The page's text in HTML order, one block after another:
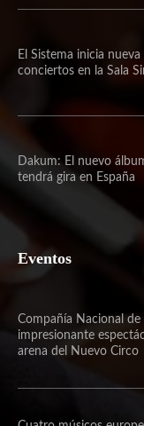
El Sistema inicia
conciertos en la Sala
Dakum: El nuevo
tendrá gira en España
Eventos
Compañía Nacional de
impresionante
arena del Nuevo Circo